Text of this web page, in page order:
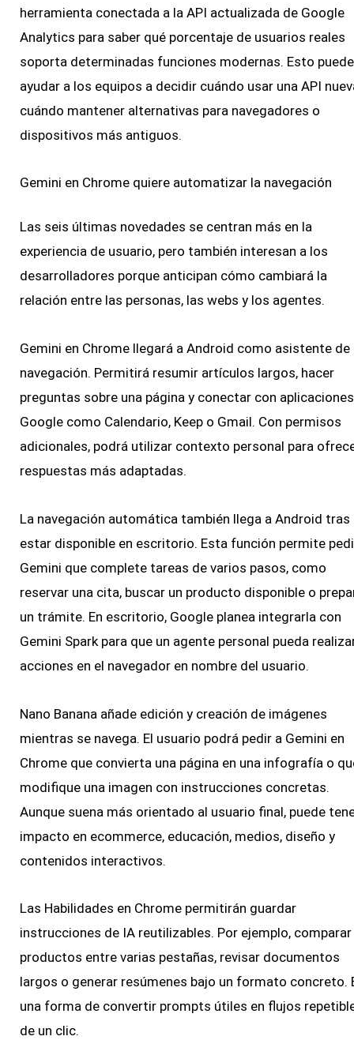
herramienta conectada a la API actualizada de Google
Analytics para saber qué porcentaje de usuarios reales
soporta determinadas funciones modernas. Esto puede
ayudar a los equipos a decidir cuándo usar una API
cuándo mantener alternativas para navegadores o
dispositivos más antiguos.
Gemini en Chrome quiere automatizar la navegación
Las seis últimas novedades se centran más en la
experiencia de usuario, pero también interesan a los
desarrolladores porque anticipan cómo cambiará la
relación entre las personas, las webs y los agentes.
Gemini en Chrome llegará a Android como asistente de
navegación. Permitirá resumir artículos largos, hacer
preguntas sobre una página y conectar con
Google como Calendario, Keep o Gmail. Con permisos
adicionales, podrá utilizar contexto personal para
respuestas más adaptadas.
La navegación automática también llega a Android tras
estar disponible en escritorio. Esta función permite
Gemini que complete tareas de varios pasos, como
reservar una cita, buscar un producto disponible o
un trámite. En escritorio, Google planea integrarla con
Gemini Spark para que un agente personal pueda
acciones en el navegador en nombre del usuario.
Nano Banana añade edición y creación de imágenes
mientras se navega. El usuario podrá pedir a Gemini en
Chrome que convierta una página en una infografía o
modifique una imagen con instrucciones concretas.
Aunque suena más orientado al usuario final, puede
impacto en ecommerce, educación, medios, diseño y
contenidos interactivos.
Las Habilidades en Chrome permitirán guardar
instrucciones de IA reutilizables. Por ejemplo, comparar
productos entre varias pestañas, revisar documentos
largos o generar resúmenes bajo un formato concreto.
una forma de convertir prompts útiles en flujos
de un clic.